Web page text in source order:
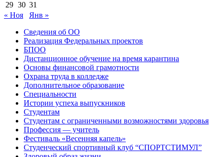
29 30 31
« Ноя
Янв »
Сведения об ОО
Реализация Федеральных проектов
БПОО
Дистанционное обучение на время карантина
Основы финансовой грамотности
Охрана труда в колледже
Дополнительное образование
Специальности
Истории успеха выпускников
Студентам
Студентам с ограниченными возможностями здоровья
Профессия — учитель
Фестиваль «Весенняя капель»
Студенческий спортивный клуб “СПОРТСТИМУЛ”